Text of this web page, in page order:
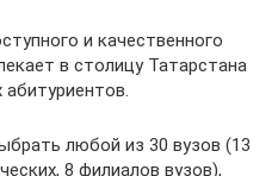
и качественного
в столицу Татарстана
любой из 30 вузов (13
8 филиалов вузов),